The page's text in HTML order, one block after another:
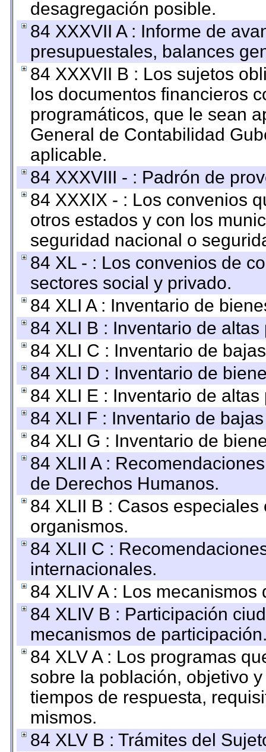
desagregación posible.
84 XXXVII A : Informe de
presupuestales, balances
84 XXXVII B : Los sujetos
los documentos financieros
programáticos, que le sean
General de Contabilidad
aplicable.
84 XXXVIII - : Padrón de
84 XXXIX - : Los convenios
otros estados y con los
seguridad nacional o
84 XL - : Los convenios de
sectores social y privado.
84 XLI A : Inventario de
84 XLI B : Inventario de
84 XLI C : Inventario de
84 XLI D : Inventario de
84 XLI E : Inventario de
84 XLI F : Inventario de
84 XLI G : Inventario de
84 XLII A :
de Derechos Humanos.
84 XLII B : Casos
organismos.
84 XLII C :
internacionales.
84 XLIV A : Los
84 XLIV B : Participación
mecanismos de
84 XLV A : Los programas
sobre la población, objetivo
tiempos de respuesta,
mismos.
84 XLV B : Trámites del